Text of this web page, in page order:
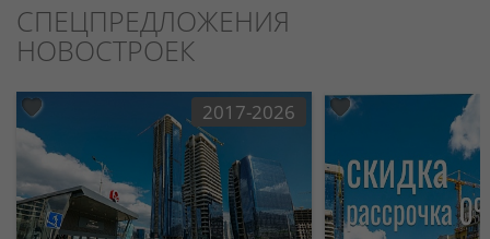
СПЕЦПРЕДЛОЖЕНИЯ
НОВОСТРОЕК
2017-2026